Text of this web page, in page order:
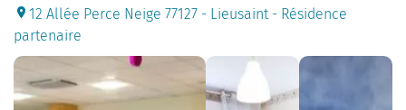
12 Allée Perce Neige 77127 - Lieusaint - Résidence
partenaire